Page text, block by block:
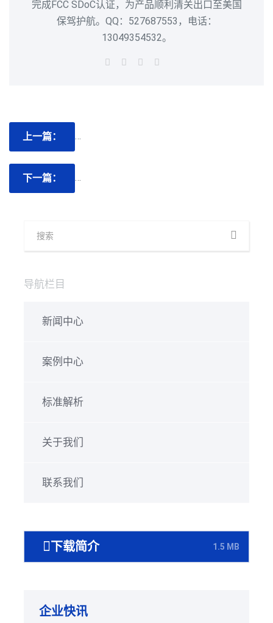
完成FCC SDoC认证，为产品顺利清关出口至美国
保驾护航。QQ：527687553，电话：
13049354532。
上一篇：
下一篇：
导航栏目
新闻中心
案例中心
标准解析
关于我们
联系我们
下载简介 1.5 MB
企业快讯